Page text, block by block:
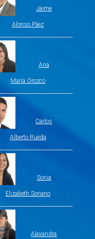
Jaime
Alonso Páez
Ana
María Orozco
Carlos
Alberto Rueda
Sonia
Elizabeth Soriano
Alexandra